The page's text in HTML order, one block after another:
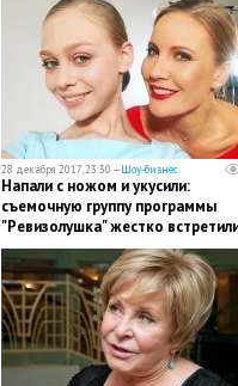
28 декабря 2017, 23:30 —Шоу-бизнес
Напали с ножом и укусили:
съемочную группу программы
"Ревизолушка" жестко
проверяющем кафе -